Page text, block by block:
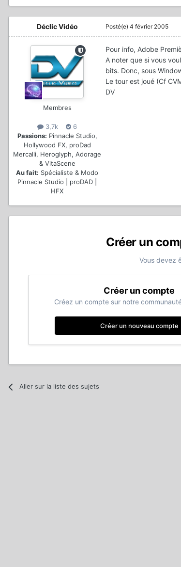
Déclic Vidéo
Membres
3,7k
6
Passions: Pinnacle Studio,
Hollywood FX, proDad
Mercalli, Heroglyph, Adorage
& VitaScene
Au fait: Spécialiste & Modo
Pinnacle Studio | proDAD |
HFX
Posté(e) 4 février 2005
Pour info, Adobe
A noter que si vous
bits. Donc, sous
Le tour est joué (Cf
DV
Créer un
Vous devez
Créer un compte
Créez un compte sur notre
Créer un nouveau compte
Aller sur la liste des sujets